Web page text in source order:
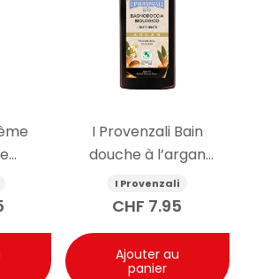
pour
I Provenzali Bain
douche à l’argan
biologique 400ml
I Provenzali
CHF 7.95
Ajouter au
panier